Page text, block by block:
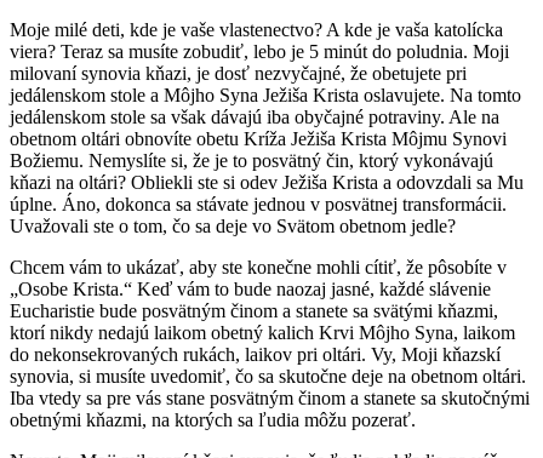
Moje milé deti, kde je vaše vlastenectvo? A kde je vaša katolícka
viera? Teraz sa musíte zobudiť, lebo je 5 minút do poludnia. Moji
milovaní synovia kňazi, je dosť nezvyčajné, že obetujete pri
jedálenskom stole a Môjho Syna Ježiša Krista oslavujete. Na tomto
jedálenskom stole sa však dávajú iba obyčajné potraviny. Ale na
obetnom oltári obnovíte obetu Kríža Ježiša Krista Môjmu Synovi
Božiemu. Nemyslíte si, že je to posvätný čin, ktorý vykonávajú
kňazi na oltári? Obliekli ste si odev Ježiša Krista a odovzdali sa Mu
úplne. Áno, dokonca sa stávate jednou v posvätnej transformácii.
Uvažovali ste o tom, čo sa deje vo Svätom obetnom jedle?
Chcem vám to ukázať, aby ste konečne mohli cítiť, že pôsobíte v
„Osobe Krista.“ Keď vám to bude naozaj jasné, každé slávenie
Eucharistie bude posvätným činom a stanete sa svätými kňazmi,
ktorí nikdy nedajú laikom obetný kalich Krvi Môjho Syna, laikom
do nekonsekrovaných rukách, laikov pri oltári. Vy, Moji kňazskí
synovia, si musíte uvedomiť, čo sa skutočne deje na obetnom oltári.
Iba vtedy sa pre vás stane posvätným činom a stanete sa skutočnými
obetnými kňazmi, na ktorých sa ľudia môžu pozerať.